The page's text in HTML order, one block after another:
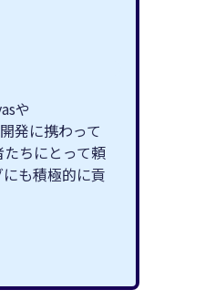
や
発に携わって
ちにとって頼
も積極的に貢